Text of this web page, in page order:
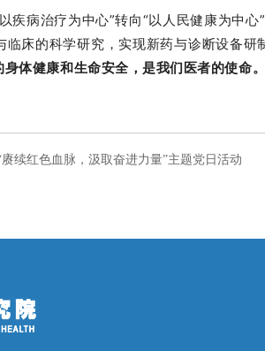
疾病治疗为中心”转向“以人民健康为中
床的科学研究，实现新药与诊断设备研
体健康和生命安全，是我们医者的使命
续红色血脉，汲取奋进力量”主题党日活动